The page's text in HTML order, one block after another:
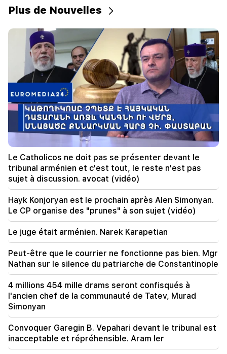
Où est passé l’Arménien exigeant ? Karine
Nalchajyan sur la formation de la psyché
21:25
Le détroit d'Ormuz pourrait perdre son
importance stratégique
Hayk Konjoryan est le prochain après Alen
Simonyan. Le CP organise des "prunes" à son
sujet (vidéo)
A partir du 10 août, l'ordre de circulation sur
l'avenue Sayat-Nova va changer
20:00
C'était une fierté indescriptible lorsque l'hymne
national de la RA a été joué à Bakou. Jeanne
Andreassian
19:50
La Russie a abattu le train militaire Iskander. Le
juge dans l'affaire Vehapar s'est récusé (vidéo)
19:38
Le juge était arménien. Narek Karapetian
19:17 Important
Peut-être que le courrier ne fonctionne pas
bien. Mgr Nathan sur le silence du patriarche de
Constantinople
Plus de Nouvelles
Le Catholicos ne doit pas se présenter devant le
tribunal arménien et c'est tout, le reste n'est pas
sujet à discussion. avocat (vidéo)
Hayk Konjoryan est le prochain après Alen Simonyan.
Le CP organise des "prunes" à son sujet (vidéo)
Le juge était arménien. Narek Karapetian
Peut-être que le courrier ne fonctionne pas bien. Mgr
Nathan sur le silence du patriarche de Constantinople
4 millions 454 mille drams seront confisqués à
l'ancien chef de la communauté de Tatev, Murad
Simonyan
Convoquer Garegin B. Vepahari devant le tribunal est
inacceptable et répréhensible. Aram Ier